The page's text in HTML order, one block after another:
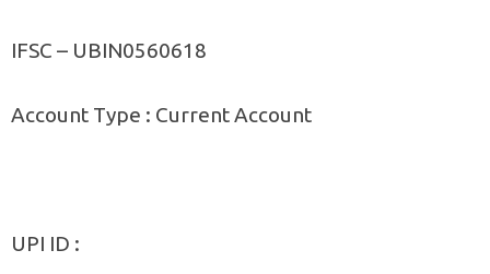
IFSC – UBIN0560618
Account Type : Current Account
UPI ID :